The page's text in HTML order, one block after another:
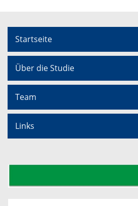
Startseite
Über die Studie
Team
Links